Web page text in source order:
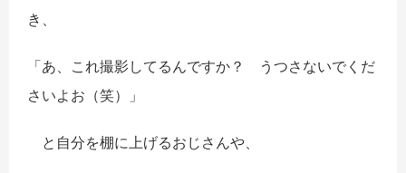
き、
「あ、これ撮影してるんですか？ うつさないでくだ
さいよお（笑）」
と自分を棚に上げるおじさんや、